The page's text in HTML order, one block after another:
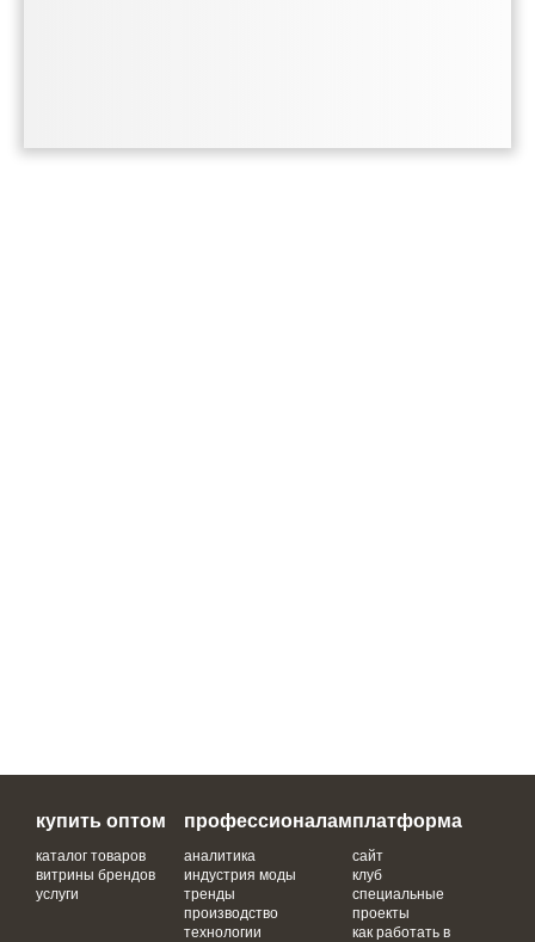
купить оптом
каталог товаров
витрины брендов
услуги
профессионалам
аналитика
индустрия моды
тренды
производство
технологии
платформа
сайт
клуб
специальные
проекты
как работать в